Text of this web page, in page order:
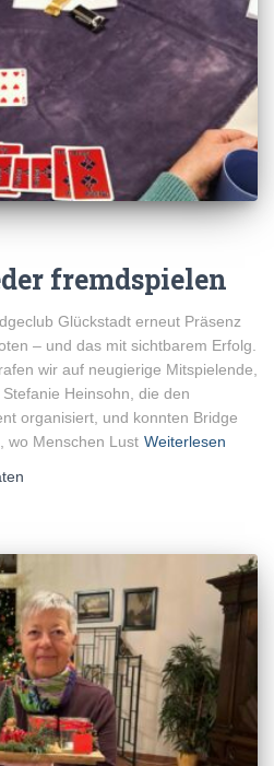
fremdspielen
Glückstadt erneut Präsenz
– und das mit sichtbarem Erfolg.
wir auf neugierige Mitspielende,
Heinsohn, die den
organisiert, und konnten Bridge
wo Menschen Lust Weiterlesen